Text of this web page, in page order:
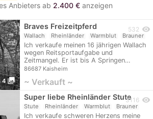
Anbieters ab 2.400 € anzeigen
4 photo_library
Braves Freizeitpferd
Wallach Rheinländer Warmblut Brauner
Ich verkaufe meinen 16 jährigen Wallach
wegen Reitsportaufgabe und
Zeitmangel. Er ist bis A Springen…
86687 Kaisheim
532 visibility
~ Verkauft ~
Super liebe Rheinländer Stute
Stute Rheinländer Warmblut Brauner
Ich verkaufe schweren Herzens meine
3116 visibility